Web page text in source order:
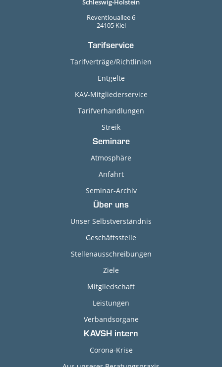
Schleswig-Holstein
Reventlouallee 6
24105 Kiel
Tarifservice
Tarifverträge/Richtlinien
Entgelte
KAV-Mitgliederservice
Tarifverhandlungen
Streik
Seminare
Atmosphäre
Anfahrt
Seminar-Archiv
Über uns
Unser Selbstverständnis
Geschäftsstelle
Stellenausschreibungen
Ziele
Mitgliedschaft
Leistungen
Verbandsorgane
KAVSH intern
Corona-Krise